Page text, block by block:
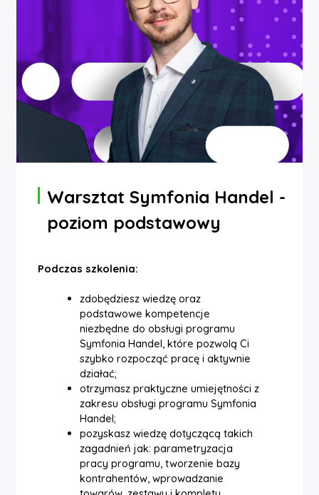
Warsztat Symfonia Handel -
poziom podstawowy
Podczas szkolenia:
zdobędziesz wiedzę oraz
podstawowe kompetencje
niezbędne do obsługi programu
Symfonia Handel, które pozwolą Ci
szybko rozpocząć pracę i aktywnie
działać;
otrzymasz praktyczne umiejętności z
zakresu obsługi programu Symfonia
Handel;
pozyskasz wiedzę dotyczącą takich
zagadnień jak: parametryzacja
pracy programu, tworzenie bazy
kontrahentów, wprowadzanie